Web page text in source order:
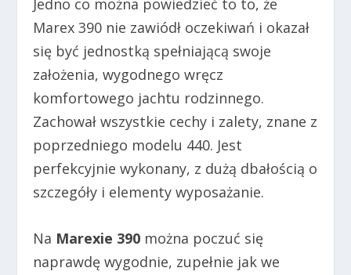
Marex 390 nie zawiódł oczekiwań i okazał
się być jednostką spełniającą swoje
założenia, wygodnego wręcz
komfortowego jachtu rodzinnego.
Zachował wszystkie cechy i zalety, znane z
poprzedniego modelu 440. Jest
perfekcyjnie wykonany, z dużą dbałością o
szczegóły i elementy wyposażanie.
Na Marexie 390 można poczuć się
naprawdę wygodnie, zupełnie jak we